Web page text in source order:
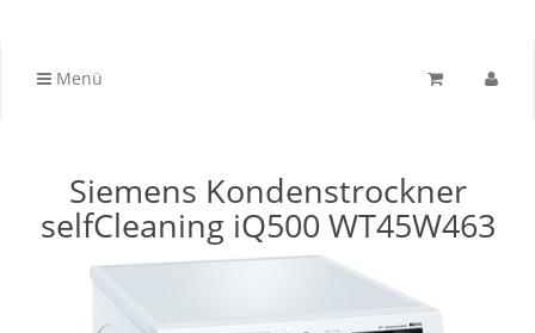
Menü
Siemens Kondenstrockner
selfCleaning iQ500 WT45W463